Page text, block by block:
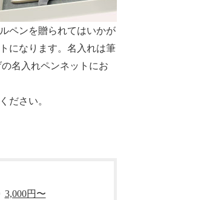
ペンを贈られてはいかが
になります。名入れは筆
名入れペンネットにお
ださい。
3,000円〜